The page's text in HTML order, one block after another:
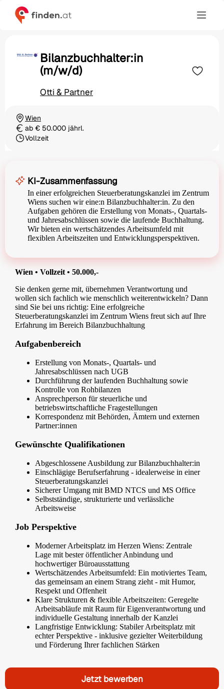
Bilanzbuchhalter:in
(m/w/d)
Otti & Partner
Ortschaft
Wien
Gehaltab € 50.000 jährl.
Beschäftigungsart
Vollzeit
KI-Zusammenfassung
In einer erfolgreichen Steuerberatungskanzlei im Zentrum
Wiens suchen wir eine:n Bilanzbuchhalter:in. Zu den
Aufgaben gehören die Erstellung von Monats-, Quartals-
und Jahresabschlüssen sowie die laufende Buchhaltung.
Wir bieten ein wertschätzendes Arbeitsumfeld mit
flexiblen Arbeitszeiten und Entwicklungsperspektiven.
Wien • Vollzeit • 50.000,-
Sie denken gerne mit, übernehmen Verantwortung und
wollen sich fachlich wie menschlich weiterentwickeln? Dann
sind Sie bei uns richtig: Eine erfolgreiche
Steuerberatungskanzlei im Zentrum Wiens freut sich auf Ihre
Erfahrung im Bereich Bilanzbuchhaltung
Aufgabenbereich
Erstellung von Monats-, Quartals- und
Jahresabschlüssen nach UGB
Durchführung der laufenden Buchhaltung sowie
Kontrolle von Rohbilanzen
Ansprechperson für steuerliche und
betriebswirtschaftliche Fragestellungen
Korrespondenz mit Behörden, Ämtern und externen
Partner:innen
Gewünschte Qualifikationen
Abgeschlossene Ausbildung zur Bilanzbuchhalter:in
Einschlägige Berufserfahrung - idealerweise in einer
Steuerberatungskanzlei
Sicherer Umgang mit BMD NTCS und MS Office
Selbstständige, strukturierte und verlässliche
Arbeitsweise
Job Perspektive
Moderner Arbeitsplatz im Herzen Wiens: Zentrale
Lage mit bester öffentlicher Anbindung und
hochwertiger Büroausstattung
Wertschätzendes Arbeitsumfeld: Ein motiviertes Team,
das gemeinsam an einem Strang zieht - mit Humor,
Respekt und Offenheit
Klare Strukturen & flexible Arbeitszeiten: Geregelte
Arbeitsabläufe mit Raum für Eigenverantwortung und
individuelle Gestaltung innerhalb der Kanzlei
Langfristige Entwicklung: Stabiler Arbeitsplatz mit
echter Perspektive - inklusive gezielter Weiterbildung
und Förderung Ihrer fachlichen Stärken
Jetzt bewerben